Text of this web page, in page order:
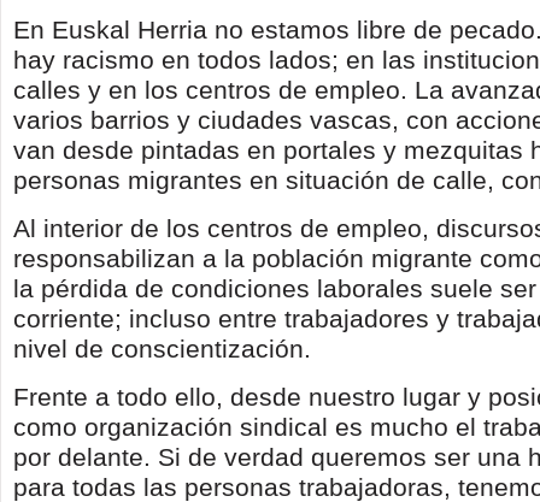
En Euskal Herria no estamos libre de
hay racismo en todos lados; en las
calles y en los centros de empleo. La
varios barrios y ciudades vascas, con
van desde pintadas en portales y mezquitas
personas migrantes en situación de calle,
Al interior de los centros de empleo,
responsabilizan a la población migrante
la pérdida de condiciones laborales suele
corriente; incluso entre trabajadores y
nivel de conscientización.
Frente a todo ello, desde nuestro lugar y
como organización sindical es mucho el
por delante. Si de verdad queremos ser una
para todas las personas trabajadoras,